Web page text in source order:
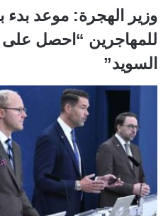
وزير الهجرة: موعد بدء
السويد”